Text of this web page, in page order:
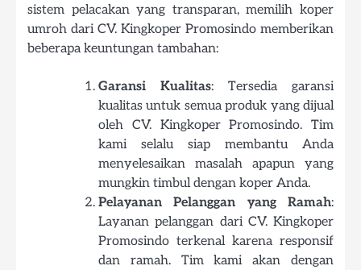
sistem pelacakan yang transparan, memilih koper
umroh dari CV. Kingkoper Promosindo memberikan
beberapa keuntungan tambahan:
Garansi Kualitas: Tersedia garansi
kualitas untuk semua produk yang dijual
oleh CV. Kingkoper Promosindo. Tim
kami selalu siap membantu Anda
menyelesaikan masalah apapun yang
mungkin timbul dengan koper Anda.
Pelayanan Pelanggan yang Ramah:
Layanan pelanggan dari CV. Kingkoper
Promosindo terkenal karena responsif
dan ramah. Tim kami akan dengan